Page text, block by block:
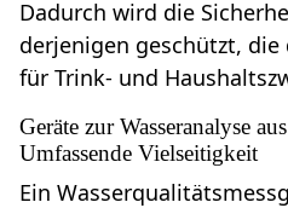
Dadurch wird die
derjenigen geschützt,
für Trink- und
Geräte zur Wasseranalyse
Umfassende Vielseitigkeit
Ein